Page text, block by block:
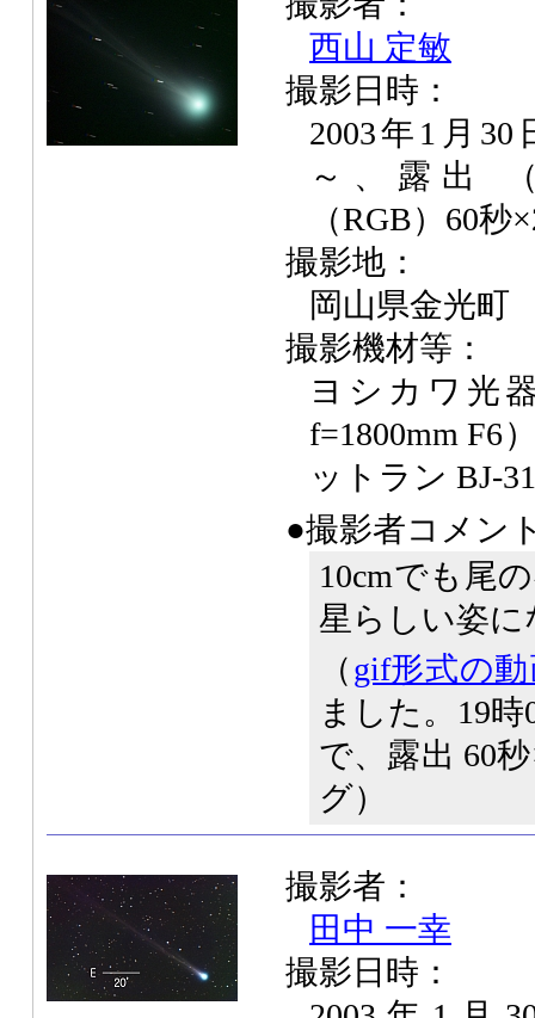
西山 定敏
撮影日時：
2003年1月30
～、露出
（RGB）60秒
撮影地：
岡山県金光町
撮影機材等：
ヨシカワ光
f=1800mm F6
ットラン BJ-
●撮影者コメン
10cmでも尾
星らしい姿
（gif形式の
ました。19時
で、露出 60
グ）
撮影者：
田中 一幸
撮影日時：